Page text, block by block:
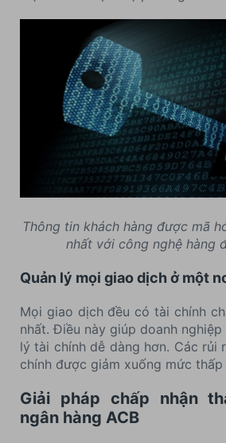
Thông tin khách hàng được mã
nhất với công nghệ hàng
Quản lý mọi giao dịch ở một
Mọi giao dịch đều có tài chính
nhất. Điều này giúp doanh
lý tài chính dễ dàng hơn. Các rủi
chính được giảm xuống mức thấp
Giải pháp chấp nhận
ngân hàng ACB